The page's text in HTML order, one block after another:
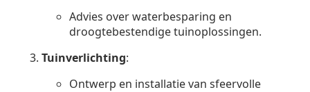
Advies over waterbesparing en
droogtebestendige tuinoplossingen.
Tuinverlichting:
Ontwerp en installatie van sfeervolle